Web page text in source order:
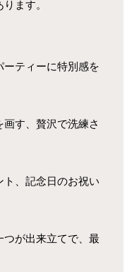
ます。
ーティーに特別感を
す、贅沢で洗練さ
ト、記念日のお祝い
つが出来立てで、最